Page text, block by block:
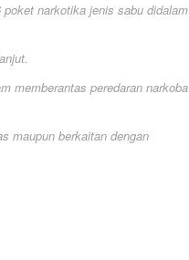
narkotika jenis sabu didalam
memberantas peredaran narkoba
maupun berkaitan dengan